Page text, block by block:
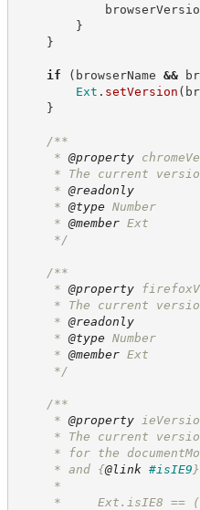
}
}
if ( browserName &&
Ext . setVersion (
}
/**
* @property
* The current version
* @readonly
* @type Number
* @member Ext
*/
/**
* @property
* The current version
* @readonly
* @type Number
* @member Ext
*/
/**
* @property
* The current version
* for the
* and {@link #isIE9 }
*
*     Ext.isIE8 ==